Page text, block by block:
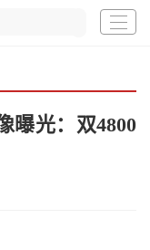
曝光：双4800